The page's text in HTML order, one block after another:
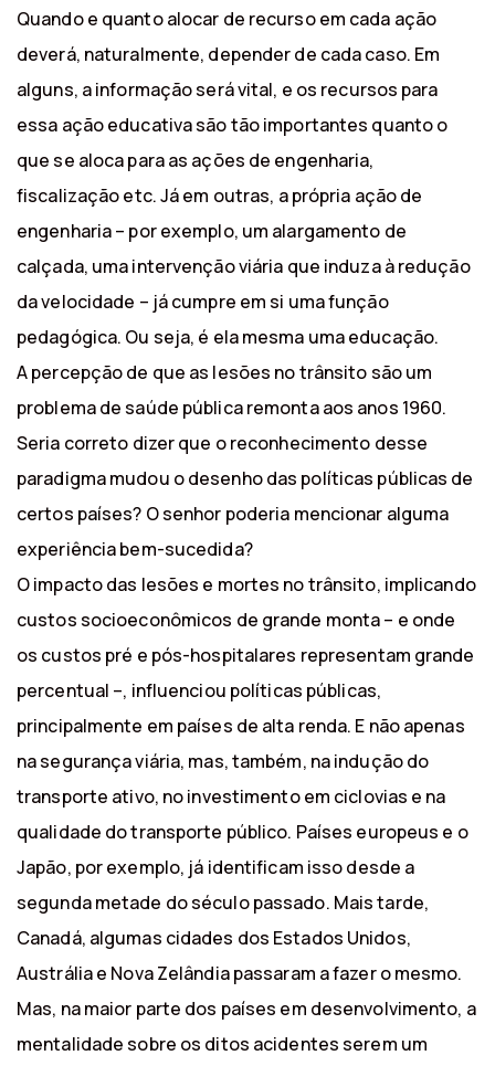
Quando e quanto alocar de recurso em cada ação
deverá, naturalmente, depender de cada caso. Em
alguns, a informação será vital, e os recursos para
essa ação educativa são tão importantes quanto o
que se aloca para as ações de engenharia,
fiscalização etc. Já em outras, a própria ação de
engenharia – por exemplo, um alargamento de
calçada, uma intervenção viária que induza à redução
da velocidade – já cumpre em si uma função
pedagógica. Ou seja, é ela mesma uma educação.
A percepção de que as lesões no trânsito são um
problema de saúde pública remonta aos anos 1960.
Seria correto dizer que o reconhecimento desse
paradigma mudou o desenho das políticas públicas de
certos países? O senhor poderia mencionar alguma
experiência bem-sucedida?
O impacto das lesões e mortes no trânsito, implicando
custos socioeconômicos de grande monta – e onde
os custos pré e pós-hospitalares representam grande
percentual –, influenciou políticas públicas,
principalmente em países de alta renda. E não apenas
na segurança viária, mas, também, na indução do
transporte ativo, no investimento em ciclovias e na
qualidade do transporte público. Países europeus e o
Japão, por exemplo, já identificam isso desde a
segunda metade do século passado. Mais tarde,
Canadá, algumas cidades dos Estados Unidos,
Austrália e Nova Zelândia passaram a fazer o mesmo.
Mas, na maior parte dos países em desenvolvimento, a
mentalidade sobre os ditos acidentes serem um